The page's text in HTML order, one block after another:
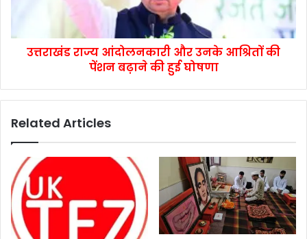
उत्तराखंड राज्य आंदोलनकारी और उनके आश्रितों की
पेंशन बढ़ाने की हुई घोषणा
Related Articles